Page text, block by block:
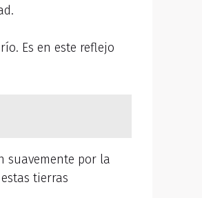
Es en este reflejo
suavemente por la
tierras